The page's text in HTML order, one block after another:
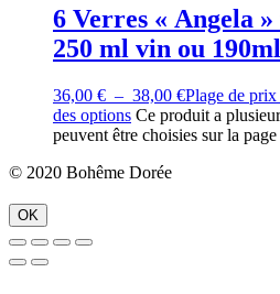
6 Verres « Angela
250 ml vin ou
36,00 € – 38,00 €Plage de
des options Ce produit a
peuvent être choisies sur la
© 2020 Bohême Dorée
OK